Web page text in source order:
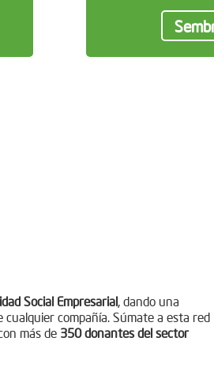
Social Empresarial, dando una
cualquier compañía. Súmate a esta red
más de 350 donantes del sector